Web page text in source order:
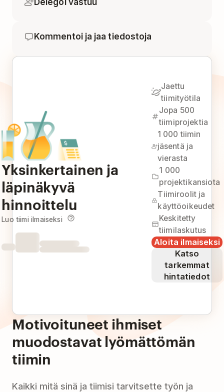
Kommentoi ja jaa tiedostoja
Yksinkertainen ja
läpinäkyvä
hinnoittelu
Luo tiimi ilmaiseksi
Jaettu
tiimityötila
Jopa 500
tiimiprojektia
1 000 tiimin
jäsentä ja
vierasta
1 000
projektikansiota
Tiimiroolit ja
käyttöoikeudet
Keskitetty
tiimilaskutus
Aloita ilmaiseksi
Katso
tarkemmat
hintatiedot
Motivoituneet ihmiset
muodostavat lyömättömän
tiimin
Kaikki mitä sinä ja tiimisi tarvitsette työn ja